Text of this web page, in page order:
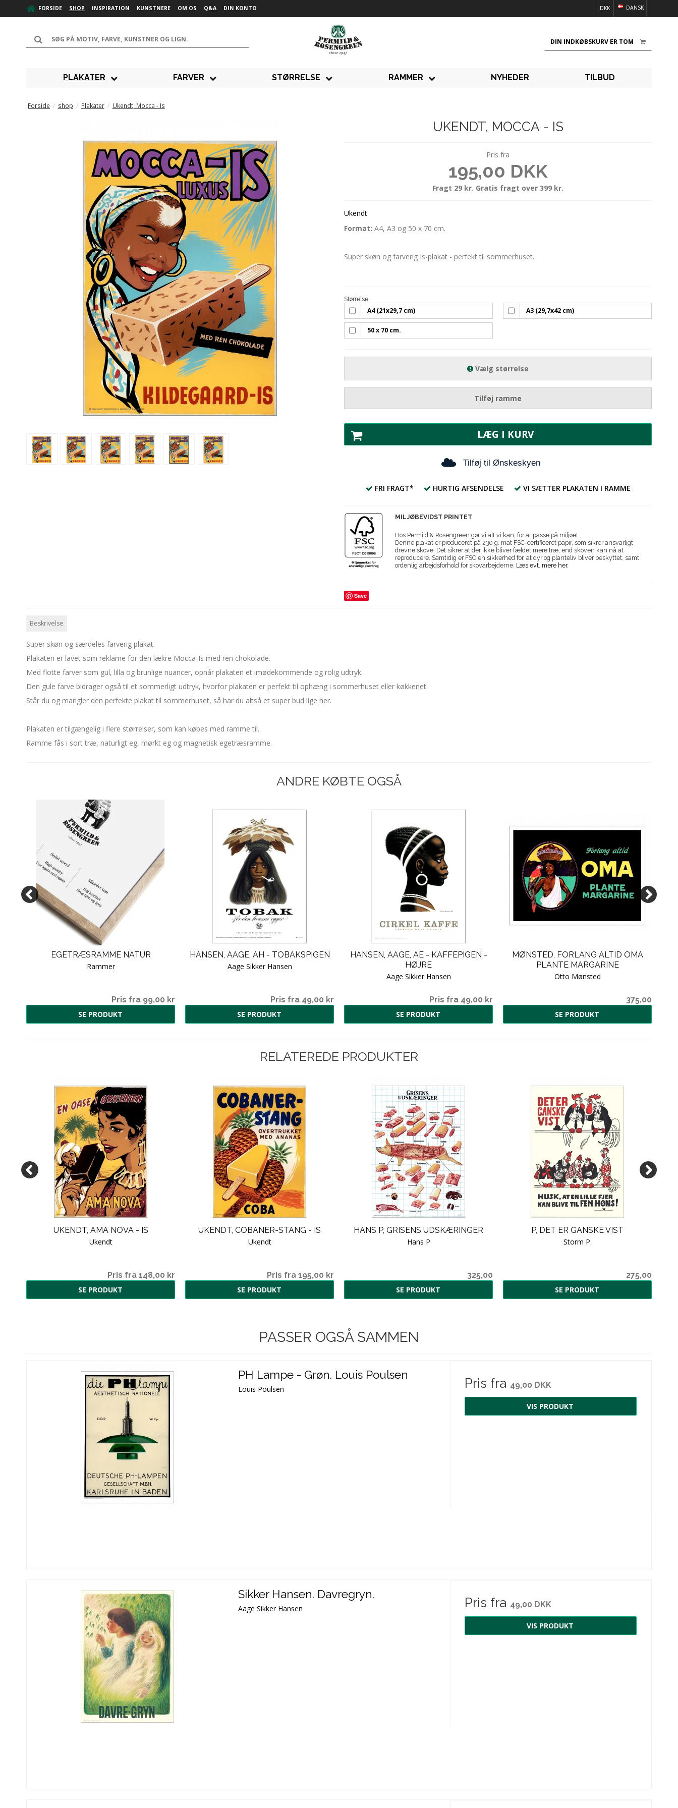
FORSIDE SHOP INSPIRATION KUNSTNERE OM OS Q&A DIN KONTO DANSK
DKK
DIN INDKØBSKURV ER TOM
PLAKATER FARVER STØRRELSE RAMMER NYHEDER TILBUD
Forside / shop / Plakater / Ukendt, Mocca - Is
UKENDT, MOCCA - IS
Pris fra
195,00 DKK
Fragt 29 kr. Gratis fragt over 399 kr.
Ukendt
Format: A4, A3 og 50 x 70 cm.
Super skøn og farverig Is-plakat - perfekt til sommerhuset.
Størrelse:
A4 (21x29,7 cm) A3 (29,7x42 cm)
50 x 70 cm.
Vælg størrelse
Tilføj ramme
LÆG I KURV
Tilføj til Ønskeskyen
FRI FRAGT* HURTIG AFSENDELSE VI SÆTTER PLAKATEN I RAMME
MILJØBEVIDST PRINTET
Hos Permild & Rosengreen gør vi alt vi kan, for at passe på miljøet.
Denne plakat er produceret på 230 g. mat FSC-certificeret papir, som sikrer ansvarligt
drevne skove. Det sikrer at der ikke bliver fældet mere træ, end skoven kan nå at
reproducere. Samtidig er FSC en sikkerhed for, at dyr og planteliv bliver beskyttet, samt
ordenlig arbejdsforhold for skovarbejderne. Læs evt. mere her.
Save
Beskrivelse
Super skøn og særdeles farverig plakat.
Plakaten er lavet som reklame for den lækre Mocca-Is med ren chokolade.
Med flotte farver som gul, lilla og brunlige nuancer, opnår plakaten et imødekommende og rolig udtryk.
Den gule farve bidrager også til et sommerligt udtryk, hvorfor plakaten er perfekt til ophæng i sommerhuset eller køkkenet.
Står du og mangler den perfekte plakat til sommerhuset, så har du altså et super bud lige her.
Plakaten er tilgængelig i flere størrelser, som kan købes med ramme til.
Ramme fås i sort træ, naturligt eg, mørkt eg og magnetisk egetræsramme.
ANDRE KØBTE OGSÅ
EGETRÆSRAMME NATUR
Rammer
Pris fra 99,00 kr
SE PRODUKT
HANSEN, AAGE, AH - TOBAKSPIGEN
Aage Sikker Hansen
Pris fra 49,00 kr
SE PRODUKT
HANSEN, AAGE, AE - KAFFEPIGEN -
HØJRE
Aage Sikker Hansen
Pris fra 49,00 kr
SE PRODUKT
MØNSTED, FORLANG ALTID OMA
PLANTE MARGARINE
Otto Mønsted
375,00
SE PRODUKT
RELATEREDE PRODUKTER
UKENDT, AMA NOVA - IS
Ukendt
Pris fra 148,00 kr
SE PRODUKT
UKENDT, COBANER-STANG - IS
Ukendt
Pris fra 195,00 kr
SE PRODUKT
HANS P, GRISENS UDSKÆRINGER
Hans P
325,00
SE PRODUKT
P, DET ER GANSKE VIST
Storm P.
275,00
SE PRODUKT
PASSER OGSÅ SAMMEN
PH Lampe - Grøn. Louis Poulsen
Louis Poulsen Pris fra 49,00 DKK
VIS PRODUKT
Sikker Hansen. Davregryn.
Aage Sikker Hansen Pris fra 49,00 DKK
VIS PRODUKT